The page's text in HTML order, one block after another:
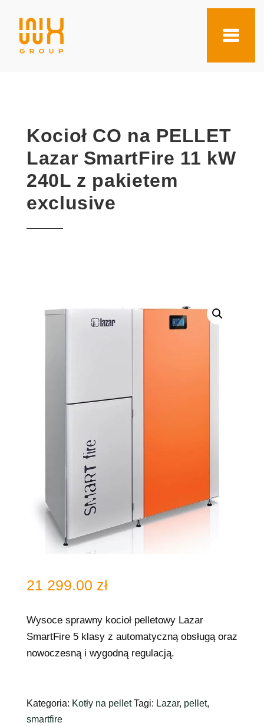
Kocioł CO na PELLET
Lazar SmartFire 11 kW
240L z pakietem
exclusive
21 299.00 zł
Wysoce sprawny kocioł pelletowy Lazar
SmartFire 5 klasy z automatyczną obsługą oraz
nowoczesną i wygodną regulacją.
Kategoria: Kotły na pellet Tagi: Lazar, pellet,
smartfire